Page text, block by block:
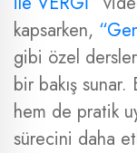
kapsarken,
gibi özel
bir bakış
hem de pratik
sürecini daha